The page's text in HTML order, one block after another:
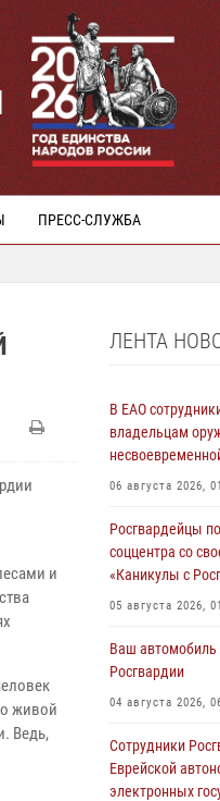
ПРЕСС-СЛУЖБА
и
живой
Ведь,
ЛЕНТА
В ЕАО
владельцам
06 августа 2026,
Росгвардейцы
соццентра со
«Каникулы с
05 августа 2026,
Ваш
Росгвардии
04 августа 2026,
Сотрудники
Еврейской
электронных